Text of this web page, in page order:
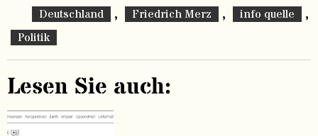
Deutschland , Friedrich Merz , info quelle ,
Politik
Lesen Sie auch: